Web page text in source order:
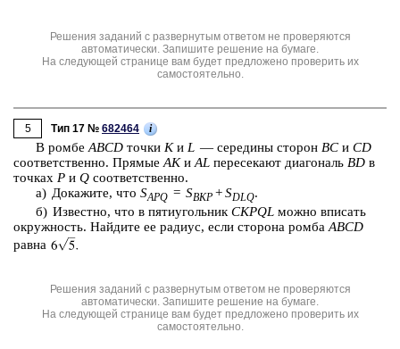
Решения заданий с развернутым ответом не проверяются
автоматически. Запишите решение на бумаге.
На следующей странице вам будет предложено проверить их
самостоятельно.
5 Тип 17 № 682464 i
В ромбе ABCD точки Kи L — се­ре­ди­ны сто­рон BC и CD
со­от­вет­ствен­но. Пря­мые AKи AL пе­ре­се­ка­ют диа­го­наль BD в
точ­ках P и Q со­от­вет­ствен­но.
а) До­ка­жи­те, что SAPQ = SBKP +SDLQ.
б) Из­вест­но, что в пя­ти­уголь­ник CKPQL можно впи­сать
окруж­ность. Най­ди­те ее ра­ди­ус, если сто­ро­на ромба ABCD
равна
Решения заданий с развернутым ответом не проверяются
автоматически. Запишите решение на бумаге.
На следующей странице вам будет предложено проверить их
самостоятельно.